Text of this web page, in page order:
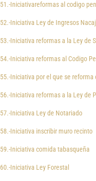
51.-Iniciativareformas al codigo
52.-Iniciativa Ley de Ingresos
53.-Iniciativa reformas a la Ley de
54.-Iniciativa reformas al Codigo
55.-Iniciativa por el que se reforma
56.-Iniciativa reformas a la Ley de
57.-Iniciativa Ley de Notariado
58.-Iniciativa inscribir muro recinto
59.-Iniciativa comida tabasqueña
60.-Iniciativa Ley Forestal